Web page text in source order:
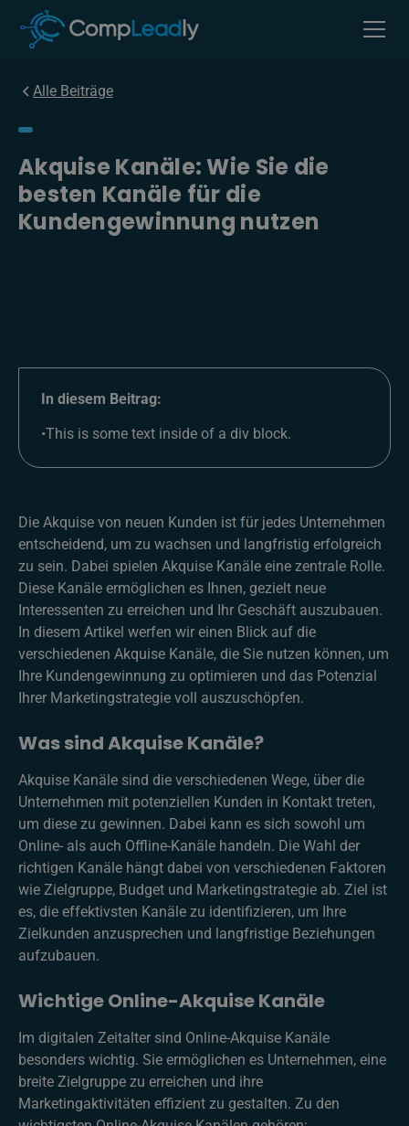
Alle Beiträge
Akquise Kanäle: Wie Sie die
besten Kanäle für die
Kundengewinnung nutzen
In diesem Beitrag:
•This is some text inside of a div block.
Die Akquise von neuen Kunden ist für jedes Unternehmen
entscheidend, um zu wachsen und langfristig erfolgreich
zu sein. Dabei spielen Akquise Kanäle eine zentrale Rolle.
Diese Kanäle ermöglichen es Ihnen, gezielt neue
Interessenten zu erreichen und Ihr Geschäft auszubauen.
In diesem Artikel werfen wir einen Blick auf die
verschiedenen Akquise Kanäle, die Sie nutzen können, um
Ihre Kundengewinnung zu optimieren und das Potenzial
Ihrer Marketingstrategie voll auszuschöpfen.
Was sind Akquise Kanäle?
Akquise Kanäle sind die verschiedenen Wege, über die
Unternehmen mit potenziellen Kunden in Kontakt treten,
um diese zu gewinnen. Dabei kann es sich sowohl um
Online- als auch Offline-Kanäle handeln. Die Wahl der
richtigen Kanäle hängt dabei von verschiedenen Faktoren
wie Zielgruppe, Budget und Marketingstrategie ab. Ziel ist
es, die effektivsten Kanäle zu identifizieren, um Ihre
Zielkunden anzusprechen und langfristige Beziehungen
aufzubauen.
Wichtige Online-Akquise Kanäle
Im digitalen Zeitalter sind Online-Akquise Kanäle
besonders wichtig. Sie ermöglichen es Unternehmen, eine
breite Zielgruppe zu erreichen und ihre
Marketingaktivitäten effizient zu gestalten. Zu den